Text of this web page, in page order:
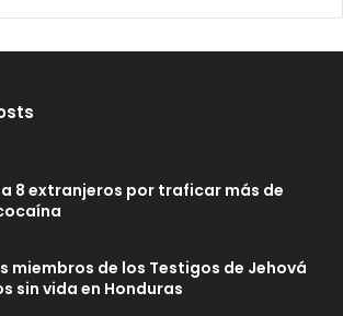
a 8 extranjeros por traficar más de
miembros de los Testigos de Jehová
sin vida en Honduras